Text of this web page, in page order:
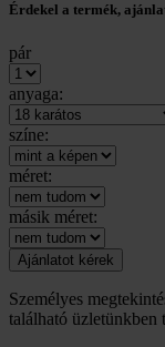
Érdekel a termék,
pár
anyaga:
színe:
méret:
másik méret:
Személyes
található üzletünkben